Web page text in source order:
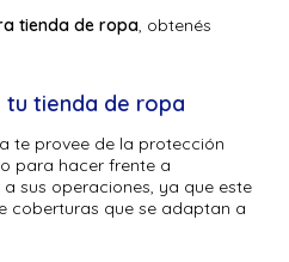
tienda de ropa, obtenés
tienda de ropa
te provee de la protección
para hacer frente a
sus operaciones, ya que este
coberturas que se adaptan a